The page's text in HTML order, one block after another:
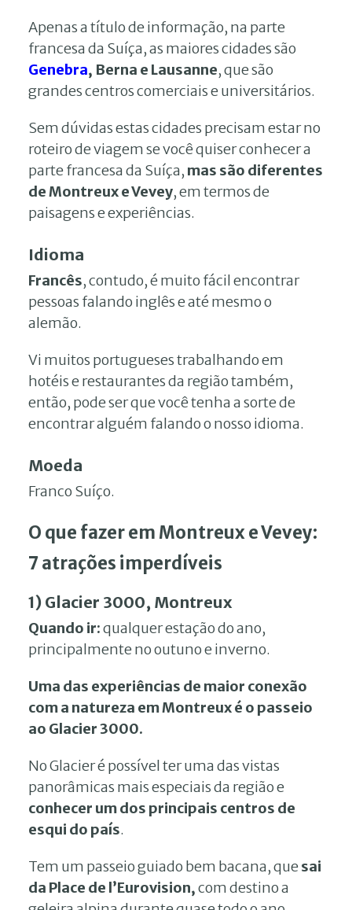
Apenas a título de informação, na parte
francesa da Suíça, as maiores cidades são
Genebra, Berna e Lausanne, que são
grandes centros comerciais e universitários.
Sem dúvidas estas cidades precisam estar no
roteiro de viagem se você quiser conhecer a
parte francesa da Suíça, mas são diferentes
de Montreux e Vevey, em termos de
paisagens e experiências.
Idioma
Francês, contudo, é muito fácil encontrar
pessoas falando inglês e até mesmo o
alemão.
Vi muitos portugueses trabalhando em
hotéis e restaurantes da região também,
então, pode ser que você tenha a sorte de
encontrar alguém falando o nosso idioma.
Moeda
Franco Suíço.
O que fazer em Montreux e Vevey:
7 atrações imperdíveis
1) Glacier 3000, Montreux
Quando ir:qualquer estação do ano,
principalmente no outuno e inverno.
Uma das experiências de maior conexão
com a natureza em Montreux é o passeio
ao Glacier 3000.
No Glacier é possível ter uma das vistas
panorâmicas mais especiais da região e
conhecer um dos principais centros de
esqui do país.
Tem um passeio guiado bem bacana, quesai
da Place de l’Eurovision,com destino a